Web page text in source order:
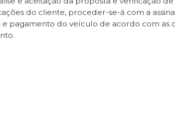
do cliente, proceder-se-á com a
e pagamento do veículo de acordo com as